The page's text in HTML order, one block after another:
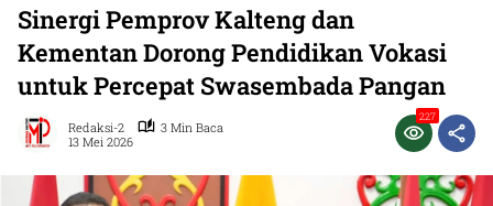
Sinergi Pemprov Kalteng dan
Kementan Dorong Pendidikan Vokasi
untuk Percepat Swasembada Pangan
Redaksi-2
3 Min Baca
13 Mei 2026
227